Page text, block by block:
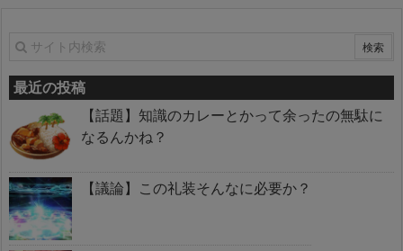
最近の投稿
【話題】知識のカレーとかって余ったの無駄に
なるんかね？
【議論】この礼装そんなに必要か？